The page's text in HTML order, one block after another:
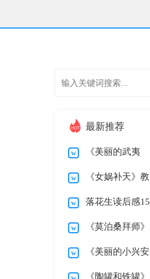
最新推荐
《美丽的武夷
山》教学设计
《女娲补天》教
学设计落花生读后感15
篇 《莫泊桑拜师》
教学设计《美丽的小兴安
《陶罐和铁罐》